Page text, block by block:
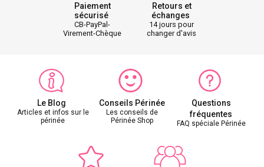
Paiement
sécurisé
CB-PayPal-
Virement-Chèque
Retours et
échanges
14 jours pour
changer d'avis
Le Blog
Articles et infos sur le
périnée
Conseils Périnée
Les conseils de
Périnée Shop
Questions
fréquentes
FAQ spéciale Périnée